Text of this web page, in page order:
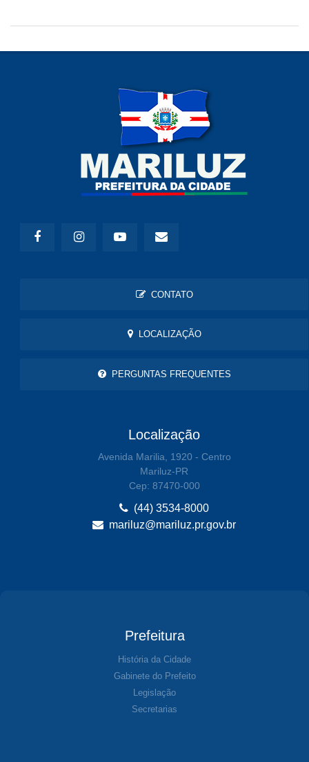
CONTATO
LOCALIZAÇÃO
PERGUNTAS FREQUENTES
Localização
Avenida Marilia, 1920 - Centro
Mariluz-PR
Cep: 87470-000
(44) 3534-8000
mariluz@mariluz.pr.gov.br
Prefeitura
História da Cidade
Gabinete do Prefeito
Legislação
Secretarias